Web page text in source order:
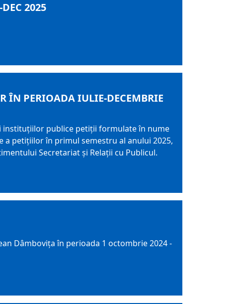
2025
ÎN PERIOADA IULIE-DECEMBRIE
instituțiilor publice petiții formulate în nume
petițiilor în primul semestru al anului 2025,
Secretariat și Relații cu Publicul.
Dâmbovița în perioada 1 octombrie 2024 -